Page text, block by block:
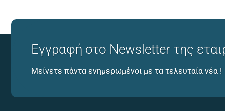
Εγγραφή στο Newsletter της
Μείνετε πάντα ενημερωμένοι με τα τελευταία νέα !